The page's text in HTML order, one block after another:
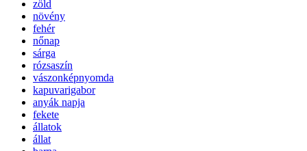
zöld
növény
fehér
nőnap
sárga
rózsaszín
vászonképnyomda
kapuvarigabor
anyák napja
fekete
állatok
állat